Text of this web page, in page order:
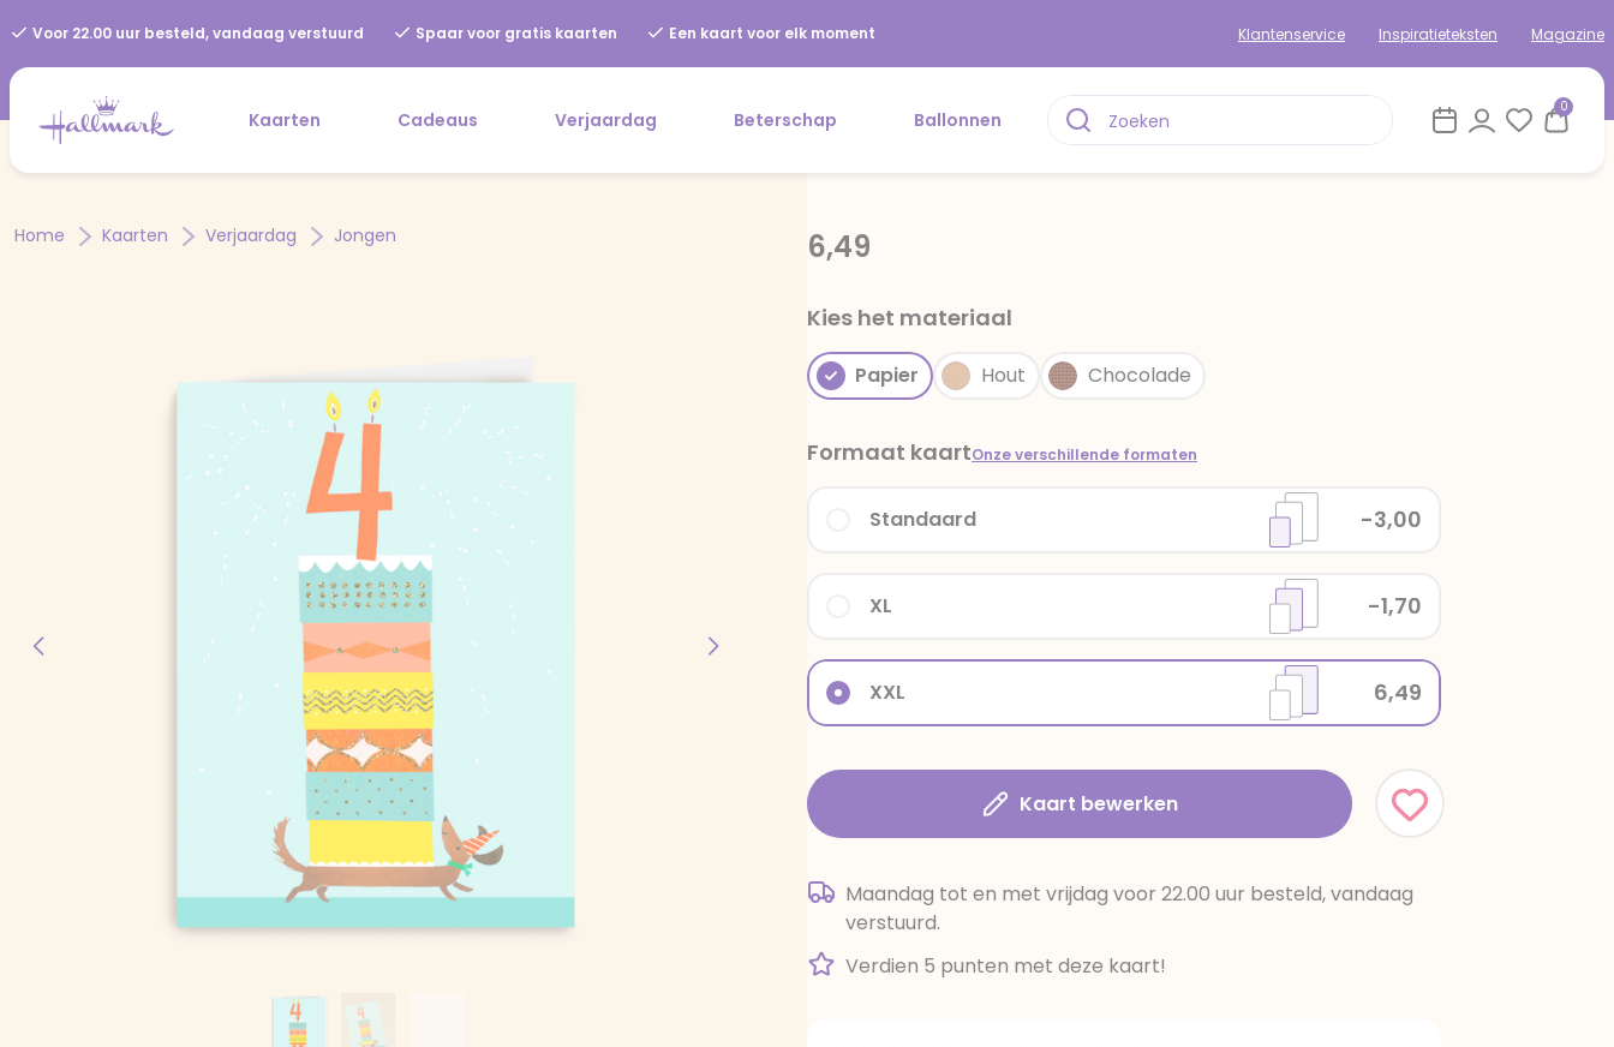
Voor 22.00 uur besteld, vandaag verstuurd Spaar voor gratis kaarten Een kaart voor elk moment Klantenservice Inspiratieteksten Magazine
Kaarten Cadeaus Verjaardag Beterschap Ballonnen
0
Home Kaarten Verjaardag Jongen 6,49
Kies het materiaal
Papier Hout Chocolade
Formaat kaartOnze verschillende formaten
XXL 6,49
XL -1,70
Standaard -3,00
Kaart bewerken
Maandag tot en met vrijdag voor 22.00 uur besteld, vandaag
verstuurd.
Verdien 5 punten met deze kaart!